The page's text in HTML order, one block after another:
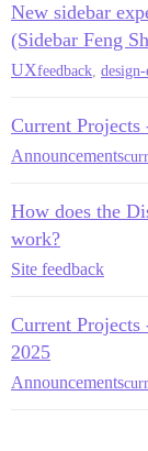
New sidebar
(Sidebar Feng
UXfeedback
Current Projects
Announcements
How does the
work?
Site feedback
Current Projects
2025
Announcements